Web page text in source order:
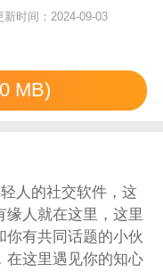
新时间：2024-09-03
MB)
人的社交软件，这
缘人就在这里，这里
你有共同话题的小伙
在这里遇见你的知心